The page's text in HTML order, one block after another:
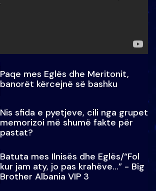
Paqe mes Eglës dhe Meritonit,
banorët kërcejnë së bashku
Nis sfida e pyetjeve, cili nga grupet
memorizoi më shumë fakte për
pastat?
Batuta mes Ilnisës dhe Eglës/“Fol
kur jam aty, jo pas krahëve…” - Big
Brother Albania VIP 3